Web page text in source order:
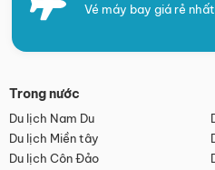
Vé máy bay giá rẻ
Trong nước
Du lịch Nam Du
Du lịch Miền tây
Du lịch Côn Đảo